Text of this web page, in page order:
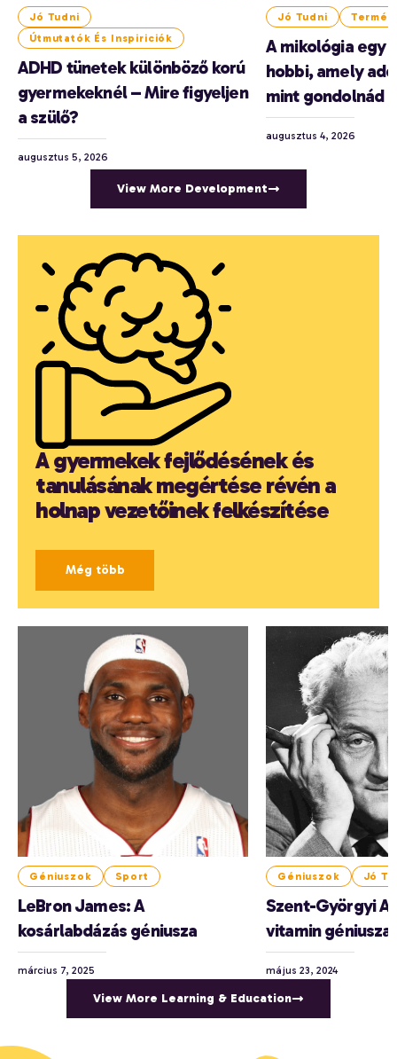
Jó Tudni
Útmutatók És Inspiriciók
ADHD tünetek különböző korú
gyermekeknél – Mire figyeljen
a szülő?
augusztus 5, 2026
Jó Tudni
A mikológia egy
hobbi, amely
mint gondolnád
augusztus 4, 2026
View More Development
A gyermekek fejlődésének és
tanulásának megértése révén a
holnap vezetőinek felkészítése
Még több
Géniuszok Sport
LeBron James: A
kosárlabdázás géniusza
március 7, 2025
Géniuszok Jó
Szent-Györgyi
vitamin géniusza
május 23, 2024
View More Learning & Education